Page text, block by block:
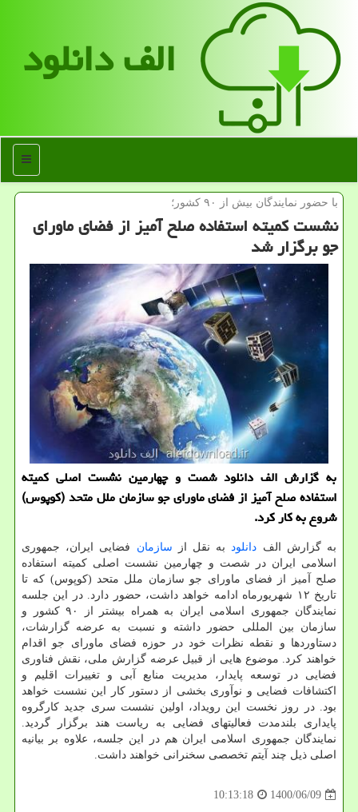
الف دانلود
منو
با حضور نمایندگان بیش از ۹۰ كشور؛
نشست کمیته استفاده صلح آمیز از فضای ماورای
جو برگزار شد
به گزارش الف دانلود شصت و چهارمین نشست اصلی کمیته
استفاده صلح آمیز از فضای ماورای جو سازمان ملل متحد (کوپوس)
شروع به کار کرد.
به گزارش الف دانلود به نقل از سازمان فضایی ایران، جمهوری
اسلامی ایران در شصت و چهارمین نشست اصلی کمیته استفاده
صلح آمیز از فضای ماورای جو سازمان ملل متحد (کوپوس) که تا
تاریخ ۱۲ شهریورماه ادامه خواهد داشت، حضور دارد. در این جلسه
نمایندگان جمهوری اسلامی ایران به همراه بیشتر از ۹۰ کشور و
سازمان بین المللی حضور داشته و نسبت به عرضه گزارشات،
دستاوردها و نقطه نظرات خود در حوزه فضای ماورای جو اقدام
خواهند کرد. موضوع هایی از قبیل عرضه گزارش ملی، نقش فناوری
فضایی در توسعه پایدار، مدیریت منابع آبی و تغییرات اقلیم و
اکتشافات فضایی و نوآوری بخشی از دستور کار این نشست خواهد
بود. در روز نخست این رویداد، اولین نشست سری جدید کارگروه
پایداری بلندمدت فعالیتهای فضایی به ریاست هند برگزار گردید.
نمایندگان جمهوری اسلامی ایران هم در این جلسه، علاوه بر بیانیه
اصلی ذیل چند آیتم تخصصی سخنرانی خواهند داشت.
1400/06/09
10:13:18